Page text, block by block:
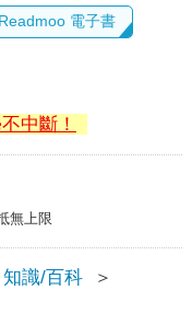
Readmoo 電子書
中斷！
無上限
知識/百科
＞